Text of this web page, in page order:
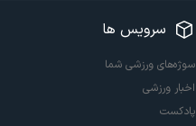
سرویس ها
سوژه‌های ورزشی شما
اخبار ورزشی
پادکست